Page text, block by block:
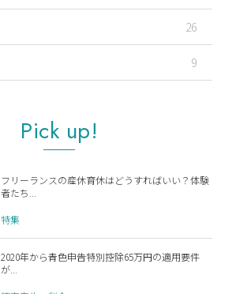
26
9
Pick up!
フリーランスの産休育休はどうすればいい？体験
者たち...
特集
2020年から青色申告特別控除65万円の適用要件
が...